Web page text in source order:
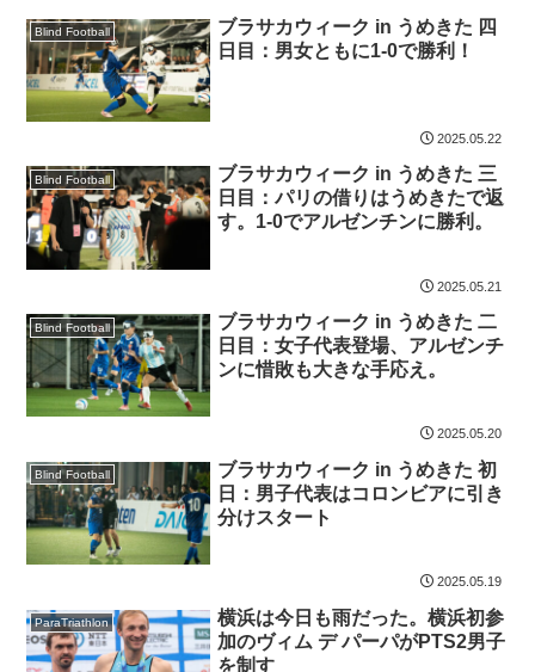
Blind Football
ブラサカウィーク in うめきた 四
日目：男女ともに1-0で勝利！
2025.05.22
Blind Football
ブラサカウィーク in うめきた 三
日目：パリの借りはうめきたで返
す。1-0でアルゼンチンに勝利。
2025.05.21
Blind Football
ブラサカウィーク in うめきた 二
日目：女子代表登場、アルゼンチ
ンに惜敗も大きな手応え。
2025.05.20
Blind Football
ブラサカウィーク in うめきた 初
日：男子代表はコロンビアに引き
分けスタート
2025.05.19
ParaTriathlon
横浜は今日も雨だった。横浜初参
加のヴィム デ パーパがPTS2男子
を制す